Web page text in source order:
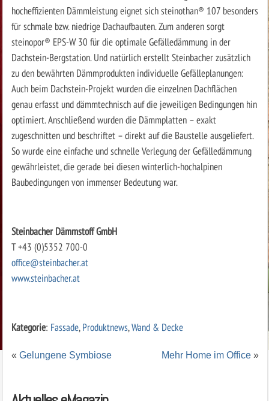
hocheffizienten Dämmleistung eignet sich steinothan® 107 besonders
für schmale bzw. niedrige Dachaufbauten. Zum anderen sorgt
steinopor® EPS-W 30 für die optimale Gefälledämmung in der
Dachstein-Bergstation. Und natürlich erstellt Steinbacher zusätzlich
zu den bewährten Dämmprodukten individuelle Gefälleplanungen:
Auch beim Dachstein-Projekt wurden die einzelnen Dachflächen
genau erfasst und dämmtechnisch auf die jeweiligen Bedingungen hin
optimiert. Anschließend wurden die Dämmplatten – exakt
zugeschnitten und beschriftet – direkt auf die Baustelle ausgeliefert.
So wurde eine einfache und schnelle Verlegung der Gefälledämmung
gewährleistet, die gerade bei diesen winterlich-hochalpinen
Baubedingungen von immenser Bedeutung war.
Steinbacher Dämmstoff GmbH
T +43 (0)5352 700-0
office@steinbacher.at
www.steinbacher.at
Kategorie: Fassade,Produktnews,Wand & Decke
« Gelungene Symbiose Mehr Home im Office »